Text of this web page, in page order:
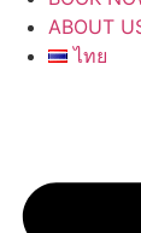
ABOUT
ไทย